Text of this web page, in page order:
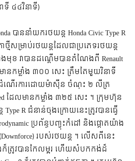
ាទី ៤៤វិនាទី)
បាននាំយករថយន្ត Honda Civic Type R
មីសម្រាប់រថយន្តដែលជាប្រភេទរថយន្ត
ខ វាបានដណ្តើមបានតំណែងពី Renault
មានកម្លាំង ៣០០ សេះ ត្រឹមតែមួយវិនាទី
ដំណើរការដោយម៉ាស៊ីន ចំណុះ ២ លីត្រ
ដែលមានកម្លាំង ៣២៥ សេះ ។ ក្រុមហ៊ុន
R ជំនាន់ចុងក្រោយនេះត្រូវបានធ្វើ
ប្រព័ន្ធបញ្ចុះកំដៅ និងផ្ដោតយ៉ាង
របស់រថយន្ត ។ លើសពីនេះ
ងក៏ត្រូវបានកែលម្អរ ហើយសំបកកង់ដ៏